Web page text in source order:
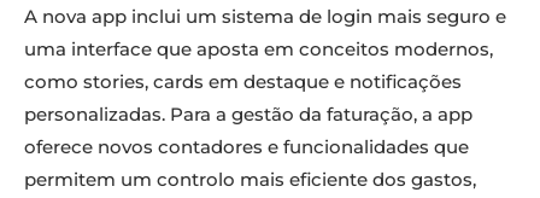
A nova app inclui um sistema de login mais seguro e
uma interface que aposta em conceitos modernos,
como stories, cards em destaque e notificações
personalizadas. Para a gestão da faturação, a app
oferece novos contadores e funcionalidades que
permitem um controlo mais eficiente dos gastos,